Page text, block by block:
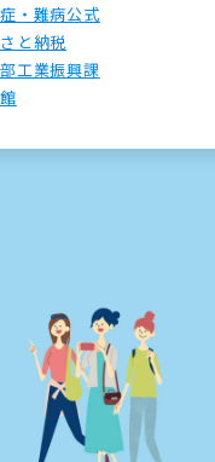
・難病公式
と納税
工業振興課